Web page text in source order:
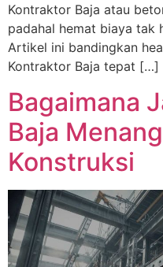
Kontraktor Baja atau
padahal hemat biaya tak
Artikel ini bandingkan
Kontraktor Baja tepat […]
Bagaimana
Baja
Konstruksi